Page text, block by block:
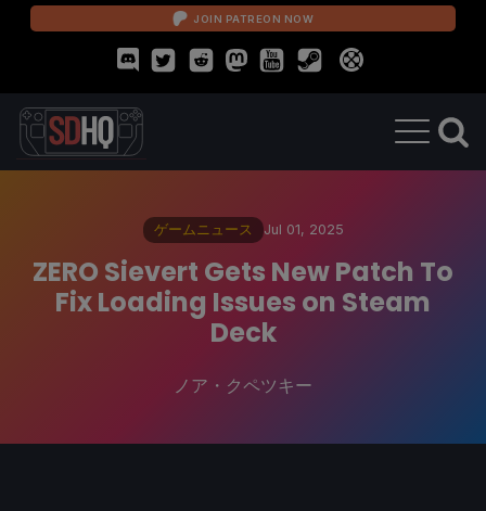
JOIN PATREON NOW
ゲームニュース Jul 01, 2025
ZERO Sievert Gets New Patch To
Fix Loading Issues on Steam
Deck
ノア・クペツキー